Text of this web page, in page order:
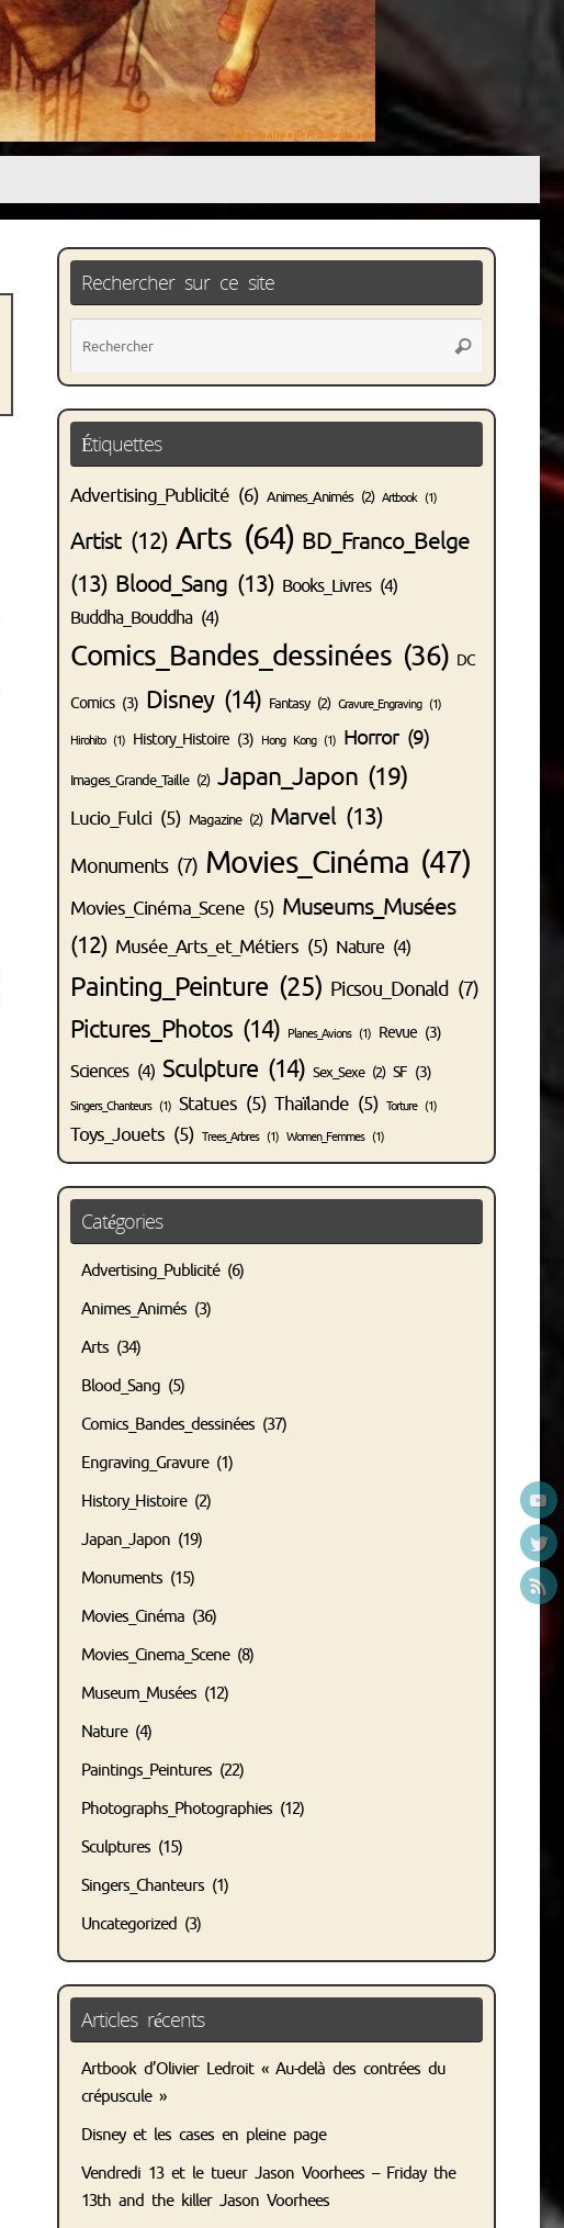
Rechercher sur ce site
:
Rechercher
Étiquettes
Advertising_Publicité (6) Animes_Animés(2) Artbook(1)
Artist(12) Arts (64) BD_Franco_Belge
(13) Blood_Sang (13) Books_Livres(4)
Buddha_Bouddha(4)
Comics_Bandes_dessinées (36) DC
Comics(3) Disney(14) Fantasy(2) Gravure_Engraving(1)
Hirohito(1) History_Histoire (3) Hong Kong(1) Horror(9)
Images_Grande_Taille(2) Japan_Japon (19)
Lucio_Fulci (5) Magazine(2) Marvel(13)
Monuments(7) Movies_Cinéma (47)
Movies_Cinéma_Scene (5) Museums_Musées
(12) Musée_Arts_et_Métiers (5) Nature (4)
Painting_Peinture(25) Picsou_Donald (7)
Pictures_Photos (14) Planes_Avions(1) Revue (3)
Sciences(4) Sculpture(14) Sex_Sexe(2) SF (3)
Singers_Chanteurs(1) Statues (5) Thaïlande (5) Torture(1)
Toys_Jouets (5) Trees_Arbres(1) Women_Femmes(1)
Catégories
Advertising_Publicité(6)
Animes_Animés (3)
Arts (34)
Blood_Sang (5)
Comics_Bandes_dessinées (37)
Engraving_Gravure(1)
History_Histoire(2)
Japan_Japon (19)
Monuments (15)
Movies_Cinéma (36)
Movies_Cinema_Scene(8)
Museum_Musées (12)
Nature(4)
Paintings_Peintures (22)
Photographs_Photographies (12)
Sculptures (15)
Singers_Chanteurs (1)
Uncategorized (3)
Articles récents
Artbook d’Olivier Ledroit « Au-delà des contrées du
crépuscule »
Disney et les cases en pleine page
Vendredi 13 et le tueur Jason Voorhees – Friday the
13th and the killer Jason Voorhees